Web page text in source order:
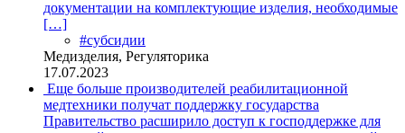
документации на комплектующие изделия, необходимые
[…]
#субсидии
Медизделия, Регуляторика
17.07.2023
Еще больше производителей реабилитационной
медтехники получат поддержку государства
Правительство расширило доступ к господдержке для